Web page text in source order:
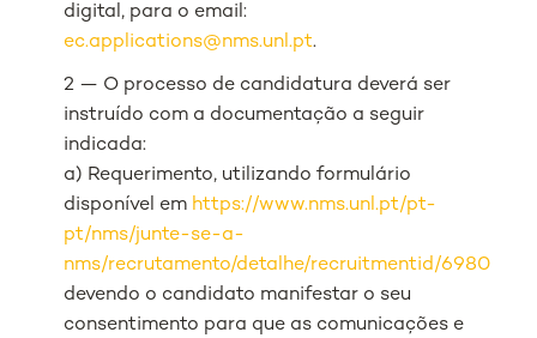
digital, para o email:
ec.applications@nms.unl.pt.
2 — O processo de candidatura deverá ser
instruído com a documentação a seguir
indicada:
a) Requerimento, utilizando formulário
disponível em https://www.nms.unl.pt/pt-
pt/nms/junte-se-a-
nms/recrutamento/detalhe/recruitmentid/6980
devendo o candidato manifestar o seu
consentimento para que as comunicações e